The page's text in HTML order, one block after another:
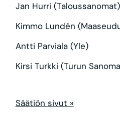
Jan Hurri (Taloussanomat)
Kimmo Lundén
Antti Parviala (Yle)
Kirsi Turkki (Turun
Säätiön sivut »